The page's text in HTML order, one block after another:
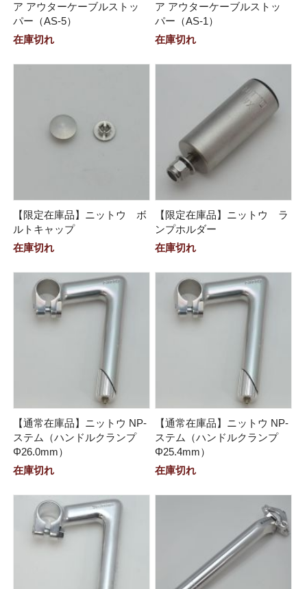
ア アウターケーブルストッ
パー（AS-5）
在庫切れ
ア アウターケーブルストッ
パー（AS-1）
在庫切れ
【限定在庫品】ニットウ ボ
ルトキャップ
在庫切れ
【限定在庫品】ニットウ ラ
ンプホルダー
在庫切れ
【通常在庫品】ニットウ NP-
ステム（ハンドルクランプ
Φ26.0mm）
在庫切れ
【通常在庫品】ニットウ NP-
ステム（ハンドルクランプ
Φ25.4mm）
在庫切れ